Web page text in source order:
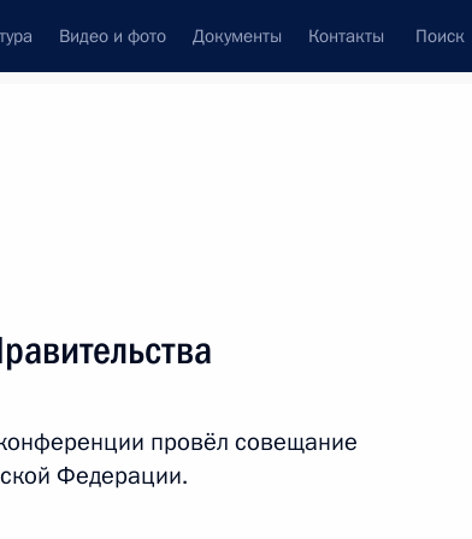
Видео и фото Документы Контакты Поиск
Подписаться на ленту
провёл совещание
Федерации.